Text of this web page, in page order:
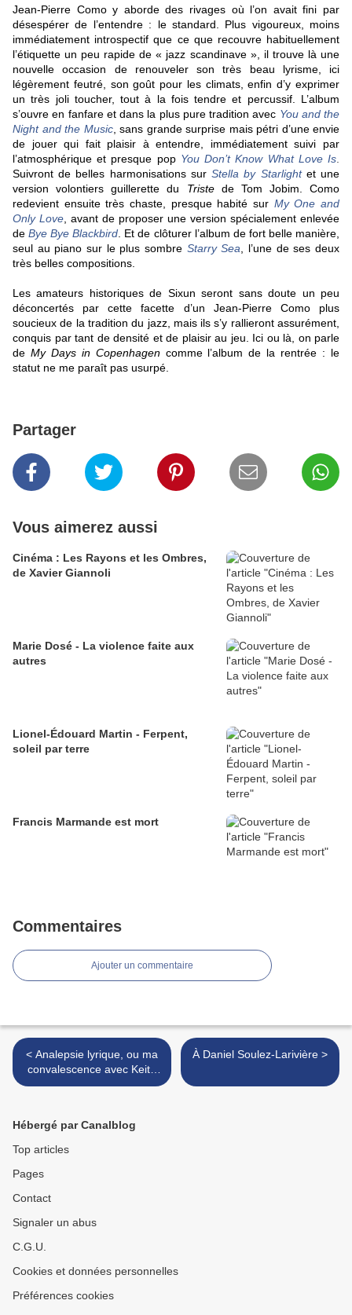
Jean-Pierre Como y aborde des rivages où l’on avait fini par
désespérer de l’entendre : le standard. Plus vigoureux, moins
immédiatement introspectif que ce que recouvre habituellement
l’étiquette un peu rapide de « jazz scandinave », il trouve là une
nouvelle occasion de renouveler son très beau lyrisme, ici
légèrement feutré, son goût pour les climats, enfin d’y exprimer
un très joli toucher, tout à la fois tendre et percussif. L’album
s’ouvre en fanfare et dans la plus pure tradition avec You and the
Night and the Music, sans grande surprise mais pétri d’une envie
de jouer qui fait plaisir à entendre, immédiatement suivi par
l’atmosphérique et presque pop You Don’t Know What Love Is
Suivront de belles harmonisations sur Stella by Starlight et une
version volontiers guillerette du Tristede Tom Jobim. Como
redevient ensuite très chaste, presque habité sur My One and
Only Love avant de proposer une version spécialement enlevée
deBye Bye Blackbird . Et de clôturer l’album de fort belle manière,
seul au piano sur le plus sombre Starry Sea , l’une de ses deux
très belles compositions.
Les amateurs historiques de Sixun seront sans doute un peu
déconcertés par cette facette d’un Jean-Pierre Como plus
soucieux de la tradition du jazz, mais ils s’y rallieront assurément,
conquis par tant de densité et de plaisir au jeu. Ici ou là, on parle
de My Days in Copenhagen comme l’album de la rentrée : le
statut ne me paraît pas usurpé.
Partager
Vous aimerez aussi
Cinéma : Les Rayons et les Ombres,
de Xavier Giannoli
Marie Dosé - La violence faite aux
autres
Lionel-Édouard Martin - Ferpent,
soleil par terre
Francis Marmande est mort
Commentaires
Ajouter un commentaire
< Analepsie lyrique, ou ma
convalescence avec Keith
Jarrett
À Daniel Soulez-Larivière >
Hébergé par Canalblog
Top articles
Pages
Contact
Signaler un abus
C.G.U.
Cookies et données personnelles
Préférences cookies